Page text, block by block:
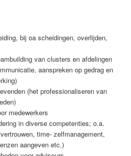
bij oa scheidingen, overlijden,
van clusters en afdelingen
aanspreken op gedrag en
(het professionaliseren van
medewerkers
in diverse competenties; o.a.
time- zelfmanagement,
aangeven etc.)